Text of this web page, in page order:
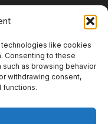
like cookies
Consenting to these
as browsing behavior
withdrawing consent,
functions.